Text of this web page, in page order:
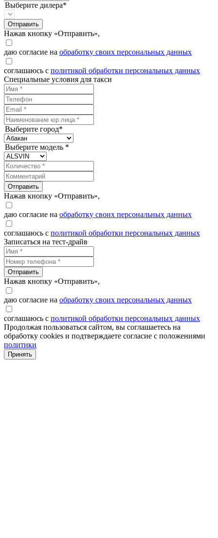
Выберите дилера*
Отправить
Нажав кнопку «Отправить»,
даю согласие на обработку своих персональных данных
соглашаюсь с политикой обработки персональных данных
Специальные условия для такси
Выберите город*
Выберите модель *
Отправить
Нажав кнопку «Отправить»,
даю согласие на обработку своих персональных данных
соглашаюсь с политикой обработки персональных данных
Записаться на тест-драйв
Отправить
Нажав кнопку «Отправить»,
даю согласие на обработку своих персональных данных
соглашаюсь с политикой обработки персональных данных
Продолжая пользоваться сайтом, вы соглашаетесь на
обработку cookies и подтверждаете согласие с положениями
политики
Принять